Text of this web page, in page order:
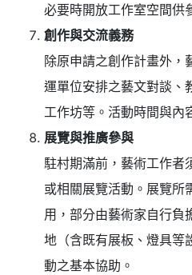
必要時開放工作室空間供
創作與交流義務
除原申請之創作計畫外，
運單位安排之藝文對談、
工作坊等。活動時間與內
展覽與推廣參與
駐村期滿前，藝術工作者
或相關展覽活動。展覽所
用，部分由藝術家自行負
地（含既有展板、燈具等
動之基本協助。